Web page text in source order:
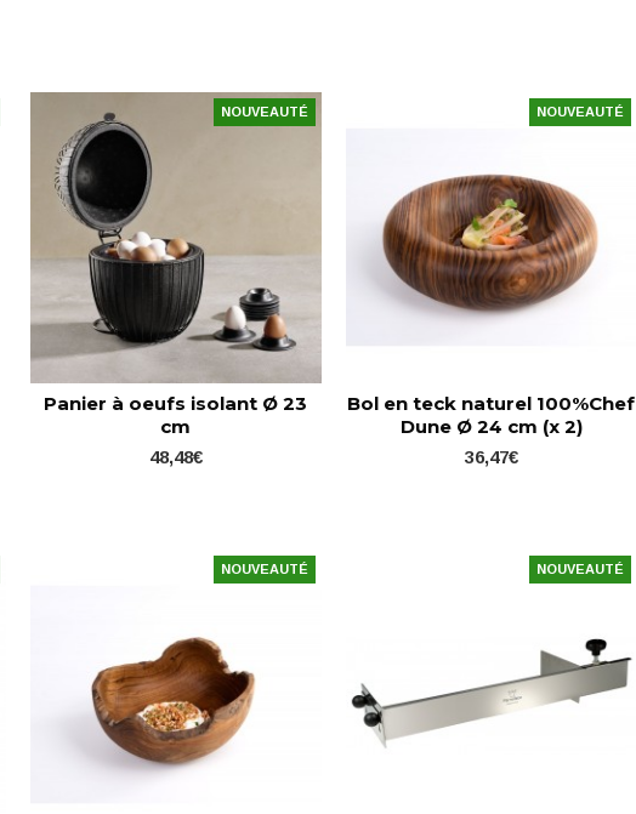
NOUVEAUTÉ
Panier à oeufs isolant Ø 23
cm
48,48€
NOUVEAUTÉ
Bol en teck naturel 100%Chef
Dune Ø 24 cm (x 2)
36,47€
NOUVEAUTÉ NOUVEAUTÉ